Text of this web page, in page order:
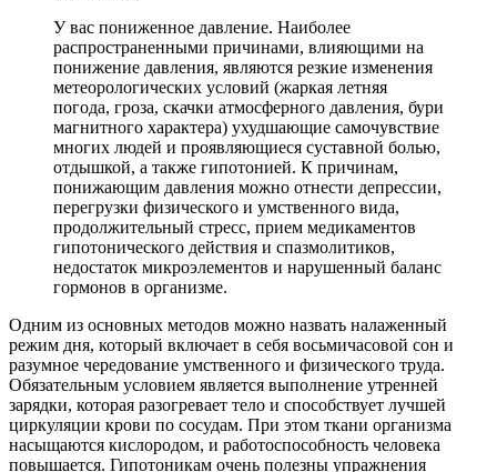
У вас пониженное давление. Наиболее
распространенными причинами, влияющими на
понижение давления, являются резкие изменения
метеорологических условий (жаркая летняя
погода, гроза, скачки атмосферного давления, бури
магнитного характера) ухудшающие самочувствие
многих людей и проявляющиеся суставной болью,
отдышкой, а также гипотонией. К причинам,
понижающим давления можно отнести депрессии,
перегрузки физического и умственного вида,
продолжительный стресс, прием медикаментов
гипотонического действия и спазмолитиков,
недостаток микроэлементов и нарушенный баланс
гормонов в организме.
Одним из основных методов можно назвать налаженный
режим дня, который включает в себя восьмичасовой сон и
разумное чередование умственного и физического труда.
Обязательным условием является выполнение утренней
зарядки, которая разогревает тело и способствует лучшей
циркуляции крови по сосудам. При этом ткани организма
насыщаются кислородом, и работоспособность человека
повышается. Гипотоникам очень полезны упражнения